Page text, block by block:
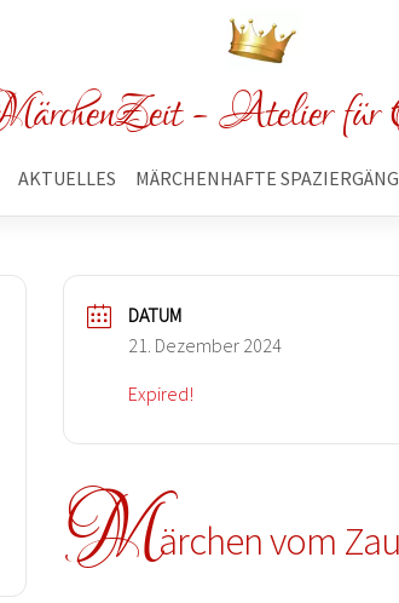
- Atelier für
AKTUELLES MÄRCHENHAFTE
DATUM
21. Dezember 2024
Expired!
Märchen vom